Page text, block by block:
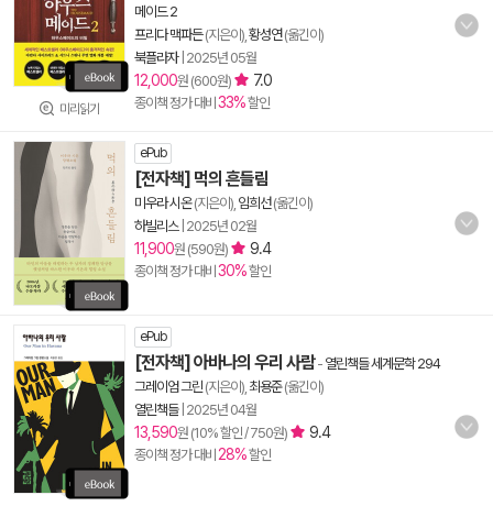
미리읽기
메이드 2
프리다 맥파든(지은이), 황성연(옮긴이)
북플라자| 2025년 05월
12,000원 (600원) 7.0
종이책 정가 대비 33%할인
ePub
[전자책] 먹의 흔들림
미우라 시온(지은이), 임희선(옮긴이)
하빌리스| 2025년 02월
11,900원 (590원) 9.4
종이책 정가 대비 30%할인
ePub
[전자책] 아바나의 우리 사람- 열린책들 세계문학 294
그레이엄 그린 (지은이), 최용준(옮긴이)
열린책들| 2025년 04월
13,590원 (10% 할인 / 750원) 9.4
종이책 정가 대비 28%할인